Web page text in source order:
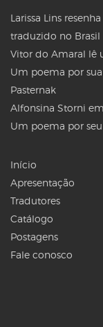
Larissa Lins
traduzido no Brasil
Vitor do Amaral lê
Um poema por
Pasternak
Alfonsina Storni
Um poema por
Início
Apresentação
Tradutores
Catálogo
Postagens
Fale conosco